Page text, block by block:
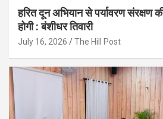
हरित दून अभियान से पर्यावरण संरक्षण
होगी : बंशीधर तिवारी
July 16, 2026 The Hill Post